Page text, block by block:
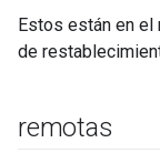
Estos están en
de
remotas